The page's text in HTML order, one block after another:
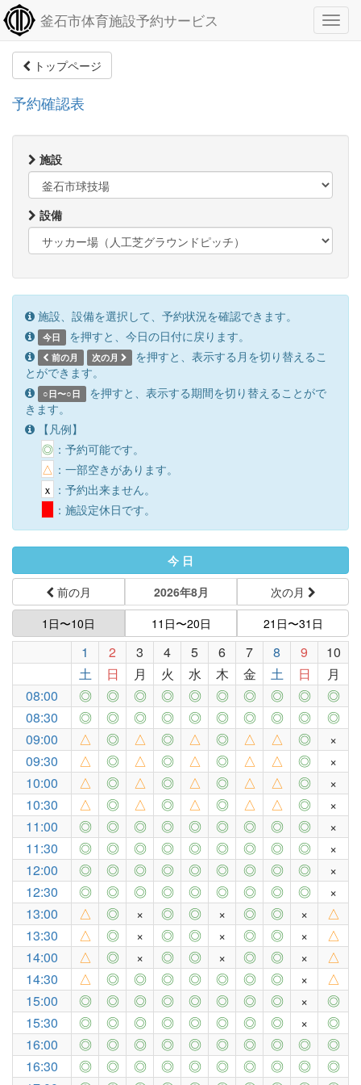
釜石市体育施設予約サービス
トップページ
予約確認表
施設
設備
施設、設備を選択して、予約状況を確認できます。
今日 を押すと、今日の日付に戻ります。
前の月 次の月
を押すと、表示する月を切り替えるこ
とができます。
○日〜○日 を押すと、表示する期間を切り替えることがで
きます。
【凡例】
◎ ：予約可能です。
△ ：一部空きがあります。
ｘ ：予約出来ません。
：施設定休日です。
今 日
前の月
2026年8月
次の月
1日〜10日
11日〜20日 21日〜31日
1 2 3 4 5 6 7 8 9
10
土
日 月 火 水 木 金 土 日
月
08:00
◎ ◎ ◎ ◎ ◎ ◎ ◎ ◎ ◎
◎
08:30
◎ ◎ ◎ ◎ ◎ ◎ ◎ ◎ ◎
◎
09:00
△ ◎ △ ◎ △ ◎ △ △ ◎
×
09:30
△ ◎ △ ◎ △ ◎ △ △ ◎
×
10:00
△ ◎ △ ◎ △ ◎ △ △ ◎
×
10:30
△ ◎ △ ◎ △ ◎ △ △ ◎
×
11:00
◎ ◎ ◎ ◎ ◎ ◎ ◎ ◎ ◎
×
11:30
◎ ◎ ◎ ◎ ◎ ◎ ◎ ◎ ◎
×
12:00
◎ ◎ ◎ ◎ ◎ ◎ ◎ ◎ ◎
×
12:30
◎ ◎ ◎ ◎ ◎ ◎ ◎ ◎ ◎
×
13:00
△ ◎ × ◎ ◎ × ◎ ◎ ×
△
13:30
△ ◎ × ◎ ◎ × ◎ ◎ ×
△
14:00
△ ◎ × ◎ ◎ × ◎ ◎ ×
△
14:30
△ ◎ ◎ ◎ ◎ ◎ ◎ ◎ ×
△
15:00
◎ ◎ ◎ ◎ ◎ ◎ ◎ ◎ ×
◎
15:30
◎ ◎ ◎ ◎ ◎ ◎ ◎ ◎ ×
◎
16:00
◎ ◎ ◎ ◎ ◎ ◎ ◎ ◎ ◎
◎
16:30
◎ ◎ ◎ ◎ ◎ ◎ ◎ ◎ ◎
◎